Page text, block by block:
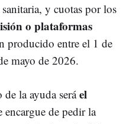
y cuotas por los
o plataformas
producido entre el 1 de
mayo de 2026.
la ayuda seráel
encargue de pedir la